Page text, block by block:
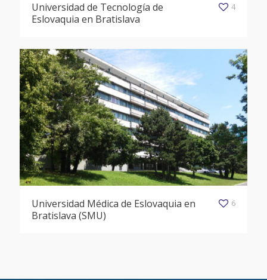
Universidad de Tecnología de
Eslovaquia en Bratislava
4
Universidad Médica de Eslovaquia en
Bratislava (SMU)
6